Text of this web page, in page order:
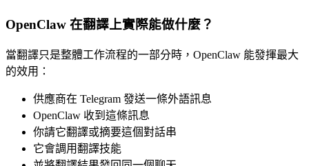
OpenClaw 在翻譯上實際能做什麼？
當翻譯只是整體工作流程的一部分時，OpenClaw 能發揮最大
的效用：
供應商在 Telegram 發送一條外語訊息
OpenClaw 收到這條訊息
你請它翻譯或摘要這個對話串
它會調用翻譯技能